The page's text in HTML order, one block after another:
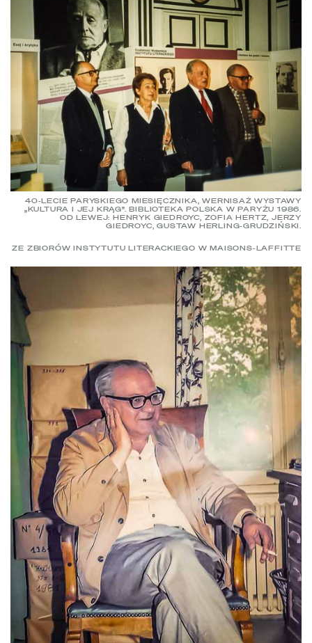
40-LECIE PARYSKIEGO MIESIĘCZNIKA, WERNISAŻ WYSTAWY
„KULTURA I JEJ KRĄG”. BIBLIOTEKA POLSKA W PARYŻU 1986.
OD LEWEJ: HENRYK GIEDROYC, ZOFIA HERTZ, JERZY
GIEDROYC, GUSTAW HERLING-GRUDZIŃSKI.
ZE ZBIORÓW INSTYTUTU LITERACKIEGO W MAISONS-LAFFITTE